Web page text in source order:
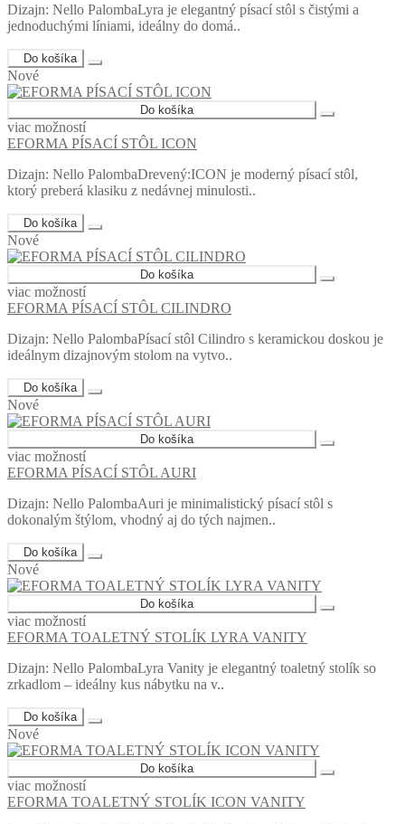
Dizajn: Nello PalombaLyra je elegantný písací stôl s čistými a
jednoduchými líniami, ideálny do domá..
Do košíka
Nové
Do košíka
viac možností
EFORMA PÍSACÍ STÔL ICON
Dizajn: Nello PalombaDrevený:ICON je moderný písací stôl,
ktorý preberá klasiku z nedávnej minulosti..
Do košíka
Nové
Do košíka
viac možností
EFORMA PÍSACÍ STÔL CILINDRO
Dizajn: Nello PalombaPísací stôl Cilindro s keramickou doskou je
ideálnym dizajnovým stolom na vytvo..
Do košíka
Nové
Do košíka
viac možností
EFORMA PÍSACÍ STÔL AURI
Dizajn: Nello PalombaAuri je minimalistický písací stôl s
dokonalým štýlom, vhodný aj do tých najmen..
Do košíka
Nové
Do košíka
viac možností
EFORMA TOALETNÝ STOLÍK LYRA VANITY
Dizajn: Nello PalombaLyra Vanity je elegantný toaletný stolík so
zrkadlom – ideálny kus nábytku na v..
Do košíka
Nové
Do košíka
viac možností
EFORMA TOALETNÝ STOLÍK ICON VANITY